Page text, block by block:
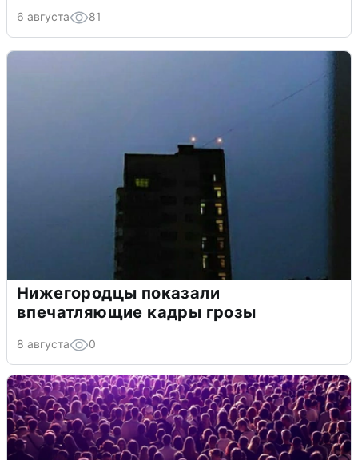
6 августа 81
Нижегородцы показали
впечатляющие кадры грозы
8 августа 0